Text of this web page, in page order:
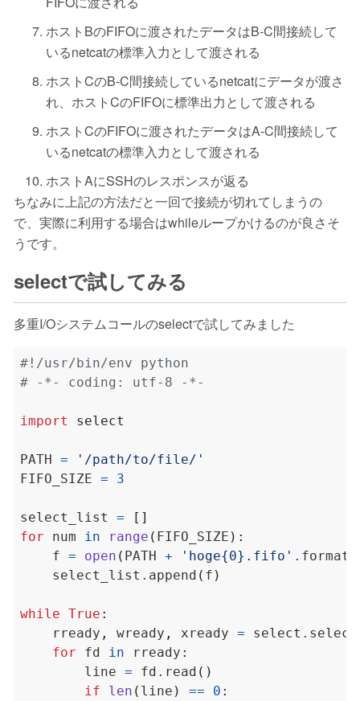
ホストBのFIFOに渡されたデータはB-C間接続して
いるnetcatの標準入力として渡される
ホストCのB-C間接続しているnetcatにデータが渡さ
れ、ホストCのFIFOに標準出力として渡される
ホストCのFIFOに渡されたデータはA-C間接続して
いるnetcatの標準入力として渡される
ホストAにSSHのレスポンスが返る
ちなみに上記の方法だと一回で接続が切れてしまうの
で、実際に利用する場合はwhileループかけるのが良さそ
うです。
selectで試してみる
多重I/Oシステムコールのselectで試してみました
#!/usr/bin/env python
# -*- coding: utf-8 -*-
import select
PATH =
'/path/to/file/'
FIFO_SIZE = 3
select_list =
[]
for num in range ( FIFO_SIZE ):
    f
= open ( PATH + 'hoge{0} .fifo' . format
    select_list
. append ( f )
while True :
    rready
, wready , xready = select . select
for fd in rready :
        line
= fd . read ()
if
len ( line ) == 0 :